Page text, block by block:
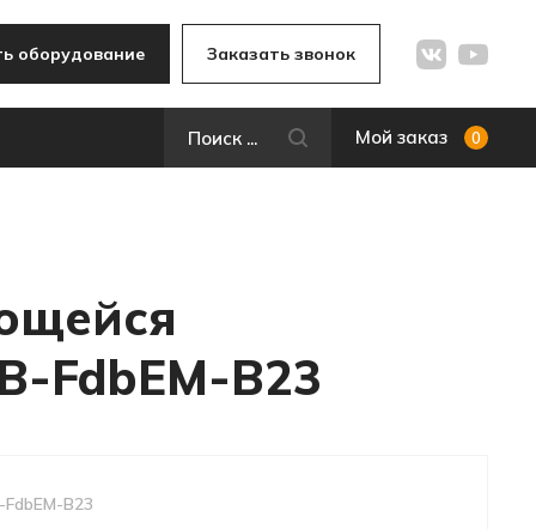
оборудование Заказать звонок
Мой заказ 0
FdbEM-B23
B23